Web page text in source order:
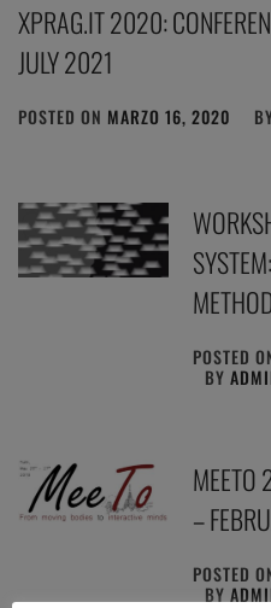
XPRAG.IT 2020:
JULY 2021
POSTED ON MARZO 16, 2020
POSTED
BY
MEETO
–
POSTED
BY